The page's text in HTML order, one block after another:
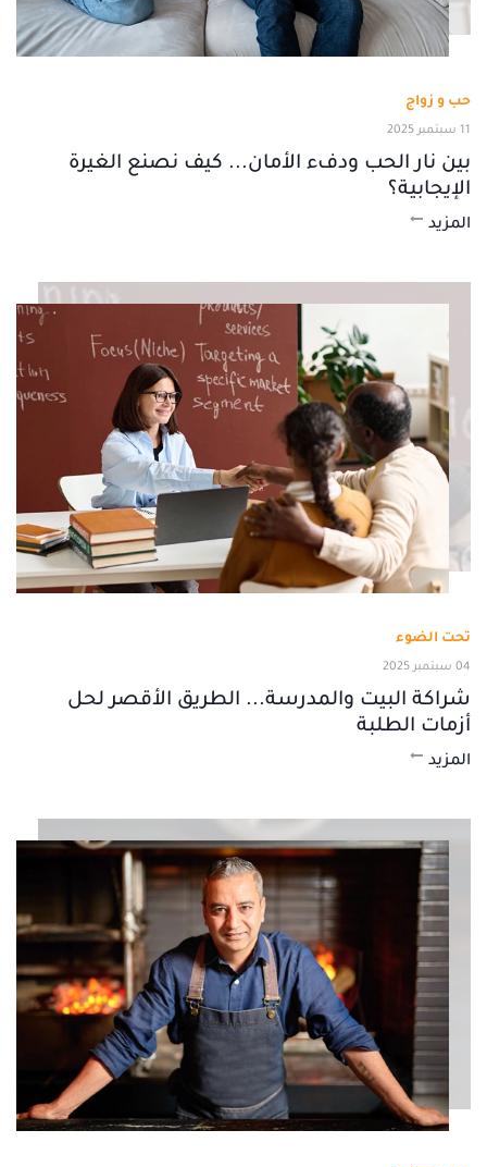
حب و زواج
11 سبتمبر 2025
بين نار الحب ودفء الأمان... كيف نصنع الغيرة
الإيجابية؟
المزيد
تحت الضوء
04 سبتمبر 2025
شراكة البيت والمدرسة... الطريق الأقصر لحل
أزمات الطلبة
المزيد